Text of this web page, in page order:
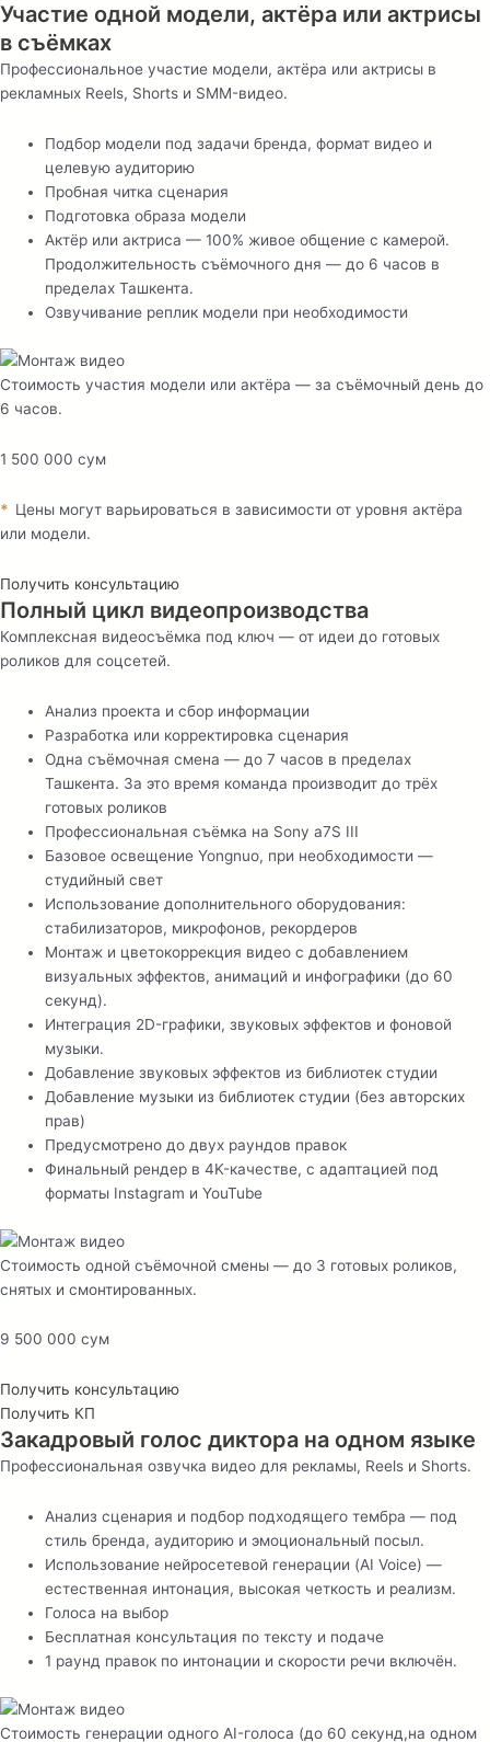
Участие одной модели, актёра или актрисы
в съёмках
Профессиональное участие модели, актёра или актрисы в
рекламных Reels, Shorts и SMM-видео.
Подбор модели под задачи бренда, формат видео и
целевую аудиторию
Пробная читка сценария
Подготовка образа модели
Актёр или актриса — 100% живое общение с камерой.
Продолжительность съёмочного дня — до 6 часов в
пределах Ташкента.
Озвучивание реплик модели при необходимости
Стоимость участия модели или актёра — за съёмочный день до
6 часов.
1 500 000 сум
* Цены могут варьироваться в зависимости от уровня актёра
или модели.
Получить консультацию
Полный цикл видеопроизводства
Комплексная видеосъёмка под ключ — от идеи до готовых
роликов для соцсетей.
Анализ проекта и сбор информации
Разработка или корректировка сценария
Одна съёмочная смена — до 7 часов в пределах
Ташкента. За это время команда производит до трёх
готовых роликов
Профессиональная съёмка на Sony a7S III
Базовое освещение Yongnuo, при необходимости —
студийный свет
Использование дополнительного оборудования:
стабилизаторов, микрофонов, рекордеров
Монтаж и цветокоррекция видео с добавлением
визуальных эффектов, анимаций и инфографики (до 60
секунд).
Интеграция 2D-графики, звуковых эффектов и фоновой
музыки.
Добавление звуковых эффектов из библиотек студии
Добавление музыки из библиотек студии (без авторских
прав)
Предусмотрено до двух раундов правок
Финальный рендер в 4K-качестве, с адаптацией под
форматы Instagram и YouTube
Стоимость одной съёмочной смены — до 3 готовых роликов,
снятых и смонтированных.
9 500 000 сум
Получить консультацию
Получить КП
Закадровый голос диктора на одном языке
Профессиональная озвучка видео для рекламы, Reels и Shorts.
Анализ сценария и подбор подходящего тембра — под
стиль бренда, аудиторию и эмоциональный посыл.
Использование нейросетевой генерации (AI Voice) —
естественная интонация, высокая четкость и реализм.
Голоса на выбор
Бесплатная консультация по тексту и подаче
1 раунд правок по интонации и скорости речи включён.
Стоимость генерации одного AI-голоса (до 60 секунд,на одном